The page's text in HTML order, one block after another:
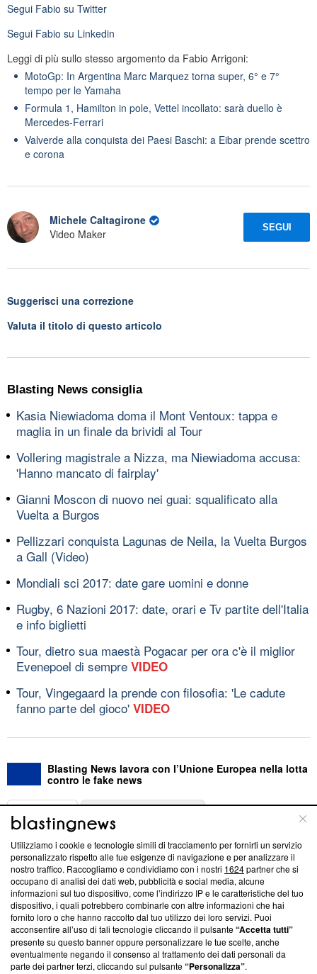
Segui Fabio su Twitter
Segui Fabio su Linkedin
Leggi di più sullo stesso argomento da Fabio Arrigoni:
MotoGp: In Argentina Marc Marquez torna super, 6° e 7°
tempo per le Yamaha
Formula 1, Hamilton in pole, Vettel incollato: sarà duello è
Mercedes-Ferrari
Valverde alla conquista dei Paesi Baschi: a Eibar prende scettro
e corona
Michele Caltagirone
Video Maker
SEGUI
Suggerisci una correzione
Valuta il titolo di questo articolo
Blasting News consiglia
Kasia Niewiadoma doma il Mont Ventoux: tappa e
maglia in un finale da brividi al Tour
Vollering magistrale a Nizza, ma Niewiadoma accusa:
'Hanno mancato di fairplay'
Gianni Moscon di nuovo nei guai: squalificato alla
Vuelta a Burgos
Pellizzari conquista Lagunas de Neila, la Vuelta Burgos
a Gall (Video)
Mondiali sci 2017: date gare uomini e donne
Rugby, 6 Nazioni 2017: date, orari e Tv partite dell'Italia
e info biglietti
Tour, dietro sua maestà Pogacar per ora c'è il miglior
Evenepoel di sempre VIDEO
Tour, Vingegaard la prende con filosofia: 'Le cadute
fanno parte del gioco' VIDEO
Blasting News lavora con l’Unione Europea nella lotta
contro le fake news
ABOUT
Questa sezione offre informazioni trasparenti su Blasting
News, sui nostri processi editoriali e su come ci impegniamo a
creare news di qualità. Inoltre, afferma la nostra aderenza a
‘Trust Project - News with Integrity’Blasting News non è
ancora membro del programma, ma ha richiesto di farne
parte; Trust Project non ha ancora effettuato una verifica di
conformità agli standard.
Su di noi
Utilizziamo i cookie e tecnologie simili di tracciamento per fornirti un servizio
personalizzato rispetto alle tue esigenze di navigazione e per analizzare il
nostro traffico. Raccogliamo e condividiamo con i nostri 1624partner che si
occupano di analisi dei dati web, pubblicità e social media, alcune
informazioni sul tuo dispositivo, come l’indirizzo IP e le caratteristiche del tuo
dispositivo, i quali potrebbero combinarle con altre informazioni che hai
fornito loro o che hanno raccolto dal tuo utilizzo dei loro servizi. Puoi
acconsentire all’uso di tali tecnologie cliccando il pulsante“Accetta tutti”
presente su questo banner oppure personalizzare le tue scelte, anche
eventualmente negando il consenso al trattamento dei dati personali da
parte dei partner terzi, cliccando sul pulsante“Personalizza”.